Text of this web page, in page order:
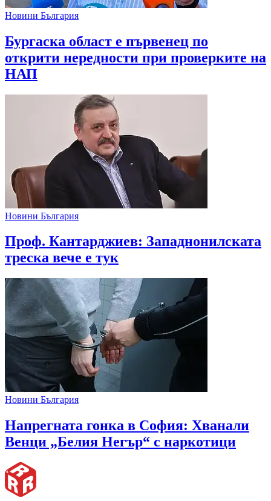
Новини България
Бургаска област е първенец по
открити нередности при проверките на
НАП
Новини България
Проф. Кантарджиев: Западнонилската
треска вече е тук
Новини България
Напрегната гонка в София: Хванали
Венци „Белия Негър“ с наркотици